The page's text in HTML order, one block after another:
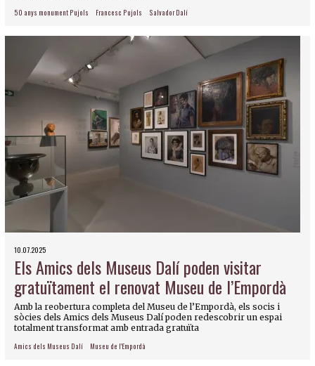
50 anys monument Pujols Francesc Pujols Salvador Dalí
10.07.2025
Els Amics dels Museus Dalí poden visitar
gratuïtament el renovat Museu de l’Empordà
Amb la reobertura completa del Museu de l’Empordà, els socis i
sòcies dels Amics dels Museus Dalí poden redescobrir un espai
totalment transformat amb entrada gratuïta
Amics dels Museus Dalí Museu de l'Empordà